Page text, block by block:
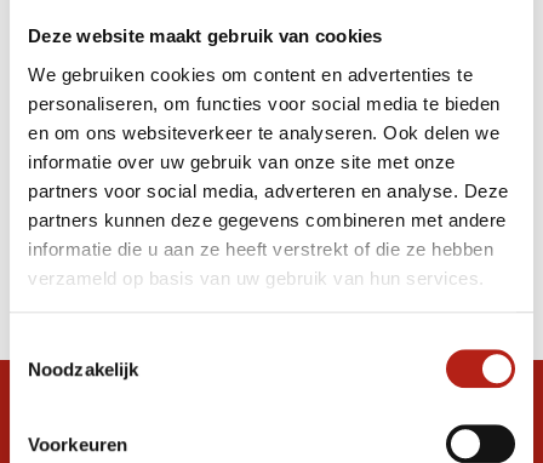
Deze website maakt gebruik van cookies
We gebruiken cookies om content en advertenties te
personaliseren, om functies voor social media te bieden
en om ons websiteverkeer te analyseren. Ook delen we
informatie over uw gebruik van onze site met onze
partners voor social media, adverteren en analyse. Deze
partners kunnen deze gegevens combineren met andere
informatie die u aan ze heeft verstrekt of die ze hebben
verzameld op basis van uw gebruik van hun services.
Noodzakelijk
Voorkeuren
Apply filters
Producten getagd met 2
x 10mm Houten
breekplanken Ideaal voor Tony Robbins
Seminar
Producten
Filter
Stel je vraag in de chat, en we helpen je